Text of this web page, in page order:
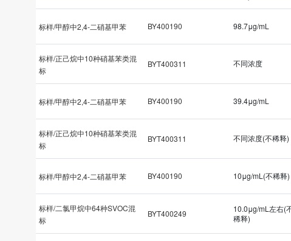
标样/甲醇中2,4-二硝基甲苯 BY400190 98.7μg/mL
标样/正己烷中10种硝基苯类混
标
BYT400311 不同浓度
标样/甲醇中2,4-二硝基甲苯 BY400190 39.4μg/mL
标样/正己烷中10种硝基苯类混
标
BYT400311 不同浓度(不稀释)
标样/甲醇中2,4-二硝基甲苯 BY400190 10μg/mL(不稀释)
标样/二氯甲烷中64种SVOC混
标
BYT400249
10.0μg/mL左右(
稀释)